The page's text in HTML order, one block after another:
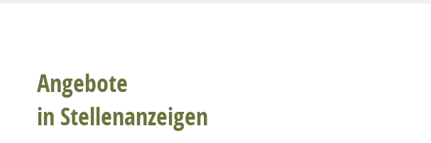
Angebote
in Stellenanzeigen